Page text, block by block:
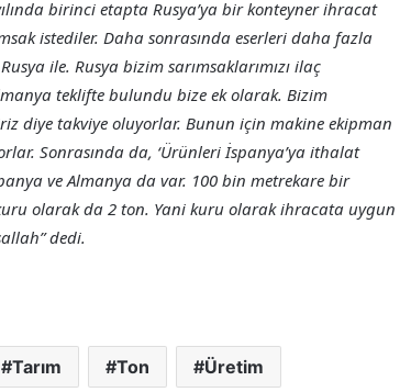
birinci etapta Rusya’ya bir konteyner ihracat
istediler. Daha sonrasında eserleri daha fazla
ile. Rusya bizim sarımsaklarımızı ilaç
teklifte bulundu bize ek olarak. Bizim
diye takviye oluyorlar. Bunun için makine ekipman
Sonrasında da, ‘Ürünleri İspanya’ya ithalat
ve Almanya da var. 100 bin metrekare bir
olarak da 2 ton. Yani kuru olarak ihracata uygun
dedi.
Tarım Ton Üretim